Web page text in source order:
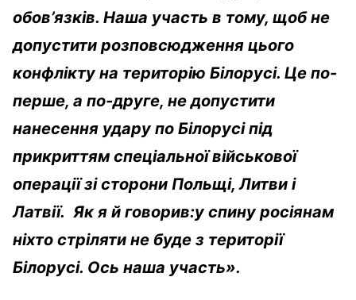
обов’язків. Наша участь в тому, щоб не
допустити розповсюдження цього
конфлікту на територію Білорусі. Це по-
перше, а по-друге, не допустити
нанесення удару по Білорусі під
прикриттям спеціальної військової
операції зі сторони Польщі, Литви і
Латвії. Як я й говорив:у спину росіянам
ніхто стріляти не буде з території
Білорусі. Ось наша участь».